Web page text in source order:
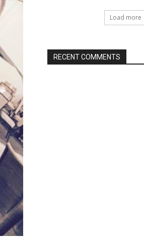
Load more
RECENT COMMENTS